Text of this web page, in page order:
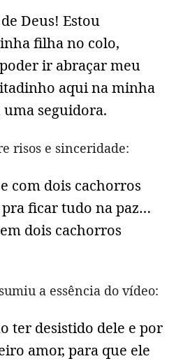
Deus! Estou
filha no colo,
ir abraçar meu
aqui na minha
seguidora.
risos e sinceridade:
com dois cachorros
ficar tudo na paz…
dois cachorros
a essência do vídeo:
ter desistido dele e por
amor, para que ele